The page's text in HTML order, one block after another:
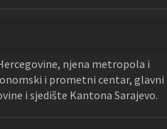
njena metropola i
i prometni centar, glavni
i sjedište Kantona Sarajevo.